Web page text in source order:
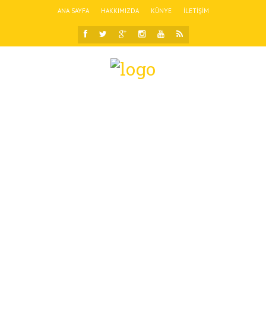
ANA SAYFA HAKKIMIZDA KÜNYE İLETIŞIM